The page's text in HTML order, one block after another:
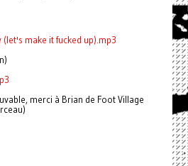
make it fucked up).mp3
merci à Brian de Foot Village